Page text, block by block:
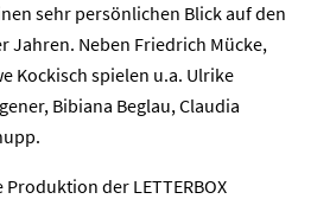
sehr persönlichen Blick auf den
Jahren. Neben Friedrich Mücke,
Kockisch spielen u.a. Ulrike
Bibiana Beglau, Claudia
der LETTERBOX